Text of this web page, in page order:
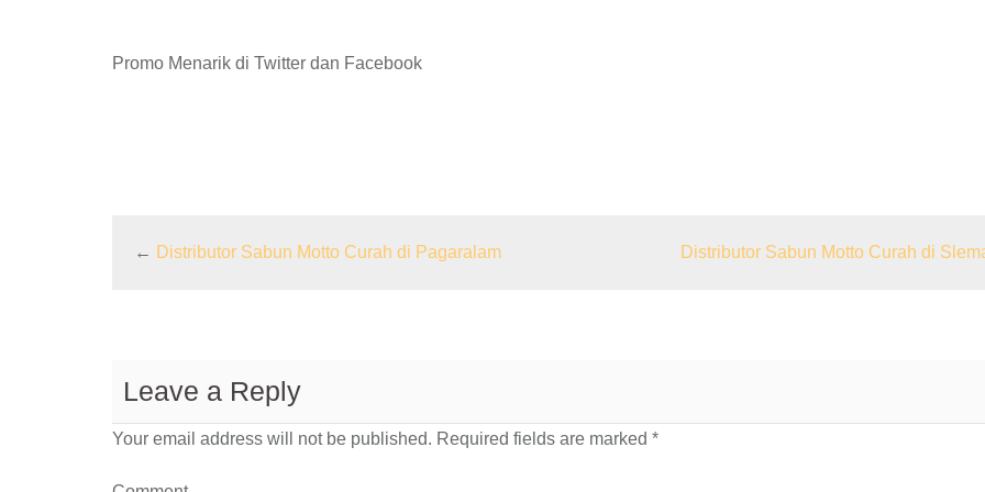
Promo Menarik di Twitter dan Facebook
← Distributor Sabun Motto Curah di Pagaralam Distributor Sabun Motto Curah di
Leave a Reply
Your email address will not be published. Required fields are marked *